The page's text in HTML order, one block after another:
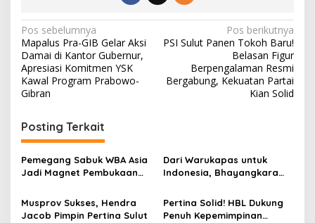
N
a
v
i
a
s
i
o
Pos sebelumnya
Mapalus Pra-GIB Gelar Aksi
Damai di Kantor Gubernur,
Apresiasi Komitmen YSK
Kawal Program Prabowo-
Gibran
Pos berikutnya
PSI Sulut Panen Tokoh Baru!
Belasan Figur
Berpengalaman Resmi
Bergabung, Kekuatan Partai
Kian Solid
Posting Terkait
Pemegang Sabuk WBA Asia
Jadi Magnet Pembukaan
Championship 2026
Dari Warukapas untuk
Indonesia, Bhayangkara
Resmi Bergulir
Musprov Sukses, Hendra
Jacob Pimpin Pertina Sulut
Pertina Solid! HBL Dukung
Penuh Kepemimpinan